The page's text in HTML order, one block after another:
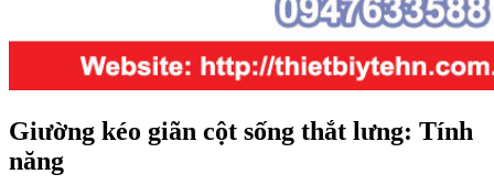
Giường kéo giãn cột sống thắt lưng: Tính
năng